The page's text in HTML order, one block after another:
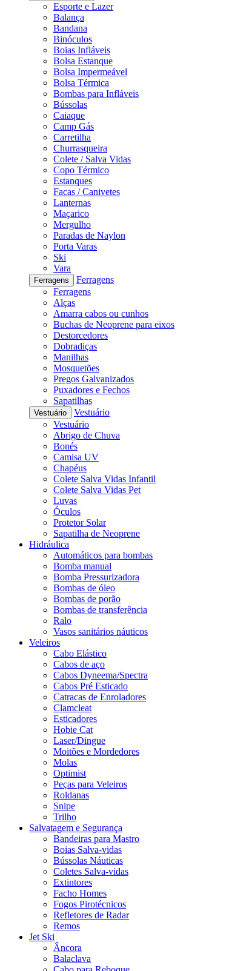
Esporte e Lazer
Balança
Bandana
Binóculos
Boias Infláveis
Bolsa Estanque
Bolsa Impermeável
Bolsa Térmica
Bombas para Infláveis
Bússolas
Caiaque
Camp Gás
Carretilha
Churrasqueira
Colete / Salva Vidas
Copo Térmico
Estanques
Facas / Canivetes
Lanternas
Maçarico
Mergulho
Paradas de Naylon
Porta Varas
Ski
Vara
Ferragens
Ferragens
Ferragens
Alças
Amarra cabos ou cunhos
Buchas de Neoprene para eixos
Destorcedores
Dobradiças
Manilhas
Mosquetões
Pregos Galvanizados
Puxadores e Fechos
Sapatilhas
Vestuário
Vestuário
Vestuário
Abrigo de Chuva
Bonés
Camisa UV
Chapéus
Colete Salva Vidas Infantil
Colete Salva Vidas Pet
Luvas
Óculos
Protetor Solar
Sapatilha de Neoprene
Hidráulica
Automáticos para bombas
Bomba manual
Bomba Pressurizadora
Bombas de óleo
Bombas de porão
Bombas de transferência
Ralo
Vasos sanitários náuticos
Veleiros
Cabo Elástico
Cabos de aço
Cabos Dyneema/Spectra
Cabos Pré Esticado
Catracas de Enroladores
Clamcleat
Esticadores
Hobie Cat
Laser/Dingue
Moitões e Mordedores
Molas
Optimist
Peças para Veleiros
Roldanas
Snipe
Trilho
Salvatagem e Segurança
Bandeiras para Mastro
Boias Salva-vidas
Bússolas Náuticas
Coletes Salva-vidas
Extintores
Facho Homes
Fogos Pirotécnicos
Refletores de Radar
Remos
Jet Ski
Âncora
Balaclava